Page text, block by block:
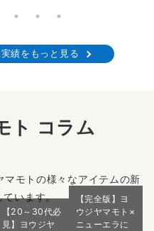
績をもっと見る
ト コラム
モトの様々なアイテムの新
ています。
【20～30代必
見】ヨウジヤ
【完全版】ヨ
ウジヤマモト×
ニューエラに